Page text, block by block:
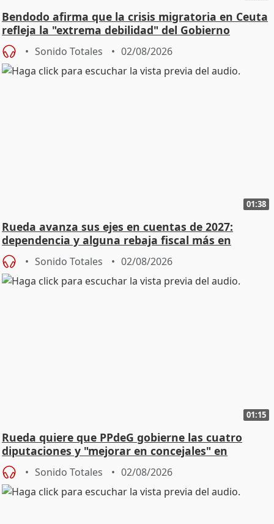
Bendodo afirma que la crisis migratoria en Ceuta
refleja la "extrema debilidad" del Gobierno
Sonido Totales 02/08/2026
01:38
Rueda avanza sus ejes en cuentas de 2027:
dependencia y alguna rebaja fiscal más en
vivienda
Sonido Totales 02/08/2026
01:15
Rueda quiere que PPdeG gobierne las cuatro
diputaciones y "mejorar en concejales" en
ciudades
Sonido Totales 02/08/2026